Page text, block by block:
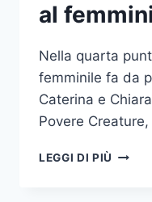
al
Nella quarta
femminile fa da
Caterina e
Povere
LEGGI DI PIÙ GENZ